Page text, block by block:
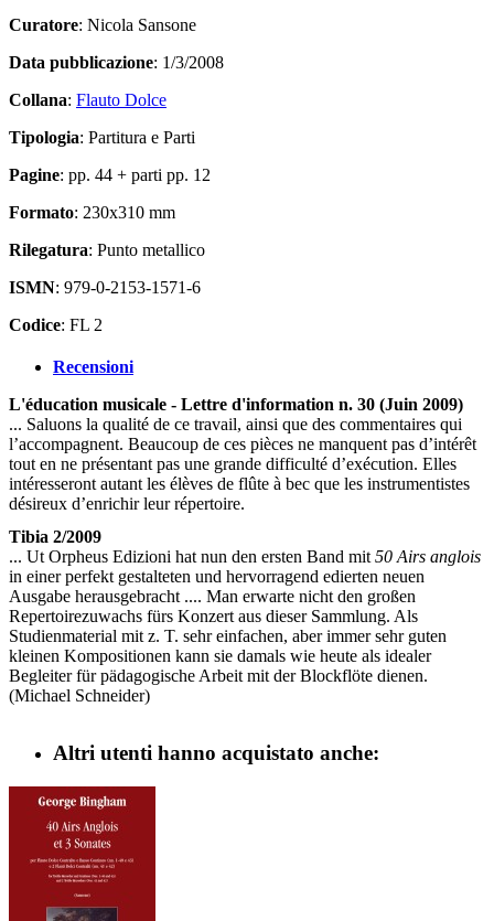
Curatore: Nicola Sansone
Data pubblicazione: 1/3/2008
Collana: Flauto Dolce
Tipologia: Partitura e Parti
Pagine: pp. 44 + parti pp. 12
Formato: 230x310 mm
Rilegatura: Punto metallico
ISMN: 979-0-2153-1571-6
Codice: FL 2
Recensioni
L'éducation musicale - Lettre d'information n. 30 (Juin 2009)
... Saluons la qualité de ce travail, ainsi que des commentaires qui
l’accompagnent. Beaucoup de ces pièces ne manquent pas d’intérêt
tout en ne présentant pas une grande difficulté d’exécution. Elles
intéresseront autant les élèves de flûte à bec que les instrumentistes
désireux d’enrichir leur répertoire.
Tibia 2/2009
... Ut Orpheus Edizioni hat nun den ersten Band mit 50 Airs anglois
in einer perfekt gestalteten und hervorragend edierten neuen
Ausgabe herausgebracht .... Man erwarte nicht den großen
Repertoirezuwachs fürs Konzert aus dieser Sammlung. Als
Studienmaterial mit z. T. sehr einfachen, aber immer sehr guten
kleinen Kompositionen kann sie damals wie heute als idealer
Begleiter für pädagogische Arbeit mit der Blockflöte dienen.
(Michael Schneider)
Altri utenti hanno acquistato anche: